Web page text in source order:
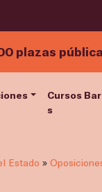
plazas
Cursos
s
Estado »